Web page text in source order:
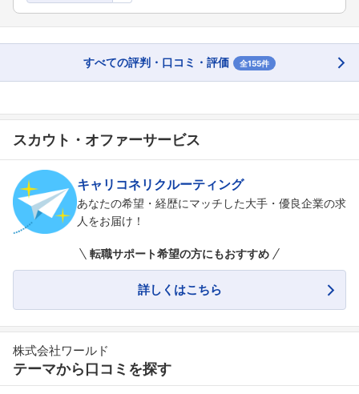
すべての評判・口コミ・評価 全155件
スカウト・オファーサービス
キャリコネリクルーティング
あなたの希望・経歴にマッチした大手・優良企業の求
人をお届け！
転職サポート希望の方にもおすすめ
詳しくはこちら
株式会社ワールド
テーマから口コミを探す